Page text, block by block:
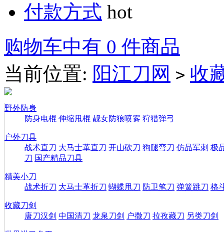
付款方式 hot
购物车中有 0 件商品
当前位置: 阳江刀网 > 收
野外防身
防身电棍 伸缩甩棍 靓女防狼喷雾 狩猎弹弓
户外刀具
战术直刀 大马士革直刀 开山砍刀 狗腿弯刀 仿品军刺 极
刀 国产精品刀具
精美小刀
战术折刀 大马士革折刀 蝴蝶甩刀 防卫笔刀 弹簧跳刀 格
收藏刀剑
唐刀汉剑 中国清刀 龙泉刀剑 户撒刀 拉孜藏刀 另类刀剑